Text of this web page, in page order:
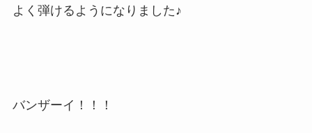
よく弾けるようになりました♪
バンザーイ！！！